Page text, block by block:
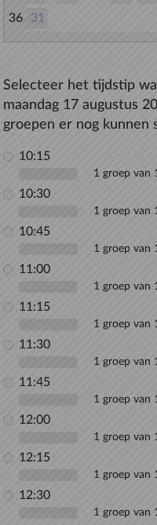
36
31
Selecteer het tijdstip
maandag 17 augustus
groepen er nog kunnen
10:15
1 groep van
10:30
1 groep van
10:45
1 groep van
11:00
1 groep van
11:15
1 groep van
11:30
1 groep van
11:45
1 groep van
12:00
1 groep van
12:15
1 groep van
12:30
1 groep van